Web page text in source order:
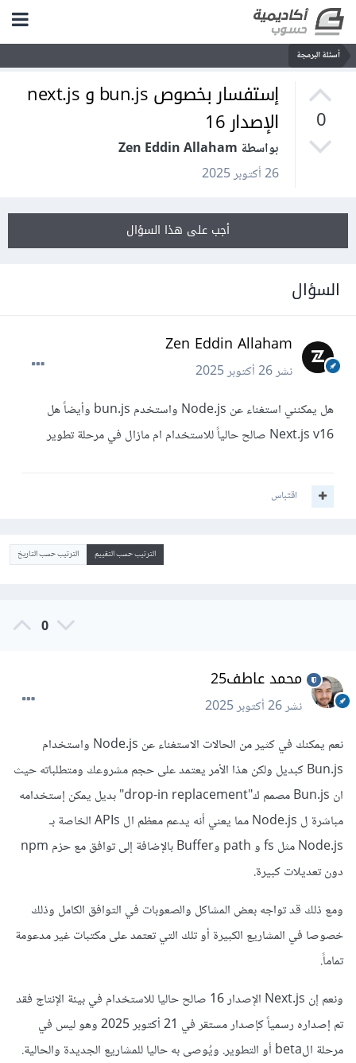
أسئلة البرمجة
0
إستفسار بخصوص bun.js و next.js
الإصدار 16
بواسطة Zen Eddin Allaham
26 أكتوبر 2025
أجب على هذا السؤال
السؤال
Zen Eddin Allaham
نشر26 أكتوبر 2025
هل يمكنني استغناء عن Node.js واستخدم bun.js وأيضاً هل
Next.js v16 صالح حالياً للاستخدام ام مازال في مرحلة تطوير
اقتباس
الترتيب حسب التقييم الترتيب حسب التاريخ
0
محمد عاطف25
نشر26 أكتوبر 2025
نعم يمكنك في كثير من الحالات الاستغناء عن Node.js واستخدام
Bun.js كبديل ولكن هذا الأمر يعتمد على حجم مشروعك ومتطلباته حيث
ان Bun.js مصمم ك"drop-in replacement" بديل يمكن إستخدامه
مباشرة ل Node.js مما يعني أنه يدعم معظم ال APIs الخاصة بـ
Node.js مثل fs و path وBuffer بالإضافة إلى توافق مع حزم npm
دون تعديلات كبيرة.
ومع ذلك قد تواجه بعض المشاكل والصعوبات في التوافق الكامل وذلك
خصوصا في المشاريع الكبيرة أو تلك التي تعتمد على مكتبات غير مدعومة
تماماً.
ونعم إن Next.js الإصدار 16 صالح حاليا للاستخدام في بيئة الإنتاج فقد
تم إصداره رسمياً كإصدار مستقر في 21 أكتوبر 2025 وهو ليس في
مرحلة الbeta أو التطوير. ويُوصى به حاليا للمشاريع الجديدة والحالية.